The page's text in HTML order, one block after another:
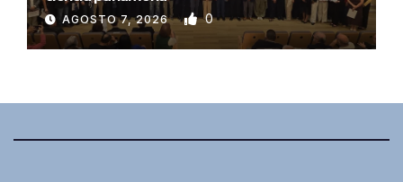
AGOSTO 7, 2026 0